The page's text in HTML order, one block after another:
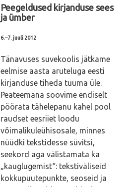
Peegeldused kirjanduse sees
ja ümber
6.–7. juuli 2012
Tänavuses suvekoolis jätkame
eelmise aasta aruteluga eesti
kirjanduse tiheda tuuma üle.
Peateemana soovime endiselt
pöörata tähelepanu kahel pool
raudset eesriiet loodu
võimalikuleühisosale, minnes
nüüdki tekstidesse süvitsi,
seekord aga välistamata ka
„kauglugemist“: tekstiväliseid
kokkupuutepunkte, seoseid ja